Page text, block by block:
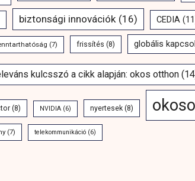
biztonsági innovációk (16) CEDIA
(7) frissítés (8) globális
kulcsszó a cikk alapján: okos otthon
(8) NVIDIA (6) nyertesek (8)
(7) telekommunikáció (6)